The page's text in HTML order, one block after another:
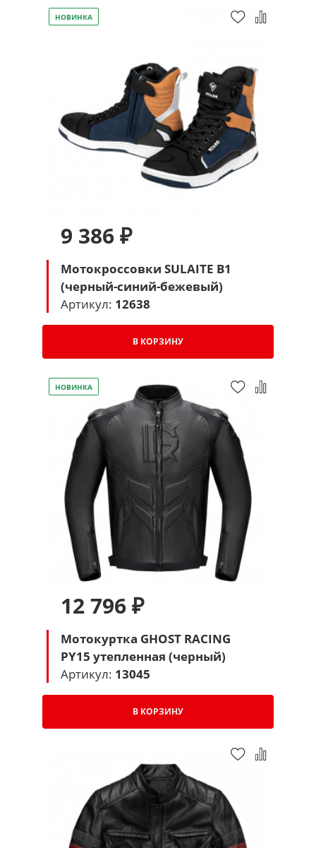
НОВИНКА
9 386 ₽
Мотокроссовки SULAITE B1
(черный-синий-бежевый)
Артикул: 12638
В КОРЗИНУ
НОВИНКА
12 796 ₽
Мотокуртка GHOST RACING
PY15 утепленная (черный)
Артикул: 13045
В КОРЗИНУ